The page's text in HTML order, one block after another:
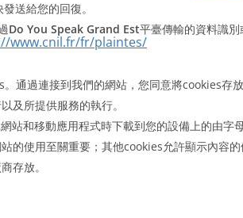
送給您的回復。
Do You Speak Grand Est平臺傳輸的資料識
www.cnil.fr/fr/plaintes/
通過連接到我們的網站，您同意將cookies存放
及所提供服務的執行。
網站和移動應用程式時下載到您的設備上的由字
的使用至關重要；其他cookies允許顯示內容
存放。